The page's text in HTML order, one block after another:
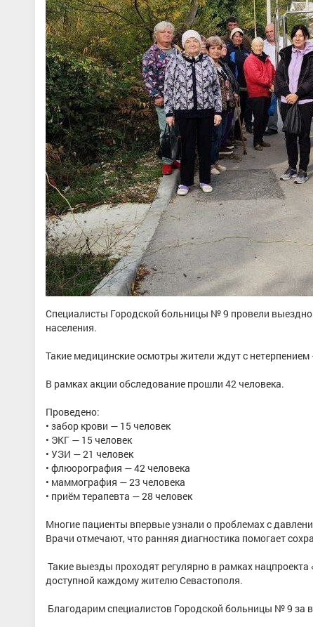
Специалисты Городской больницы № 9 провели
населения.
Такие медицинские осмотры жители ждут с
В рамках акции обследование прошли 42 человека.
Проведено:
• забор крови — 15 человек
• ЭКГ — 15 человек
• УЗИ — 21 человек
• флюорография — 42 человека
• маммография — 23 человека
• приём терапевта — 28 человек
Многие пациенты впервые узнали о проблемах с
Врачи отмечают, что ранняя диагностика помогает
Такие выезды проходят регулярно в рамках
доступной каждому жителю Севастополя.
Благодарим специалистов Городской больницы № 9 за